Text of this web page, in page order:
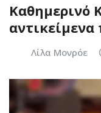
Καθημερινό
Λίλα Μονρόε